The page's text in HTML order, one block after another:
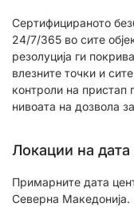
Сертифицираното
24/7/365 во сите
резолуција ги
влезните точки и
контроли на пристап
нивоата на дозвола
Локации на дата
Примарните дата
Северна Македонија.